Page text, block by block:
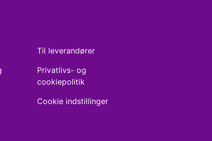
Til leverandører
Privatlivs- og
cookiepolitik
Cookie indstillinger